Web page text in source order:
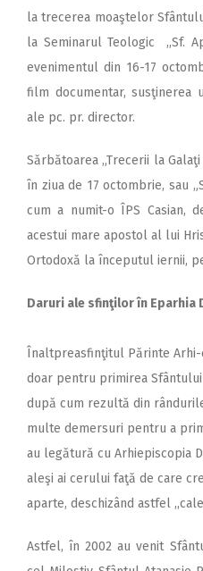
la trecerea moaştelor
la Seminarul Teologic ,,Sf.
evenimentul din 16-17
film documentar, susţinerea
ale pc. pr. director.
Sărbătoarea „Trecerii la
în ziua de 17 octombrie, sau
cum a numit-o ÎPS Casian,
acestui mare apostol al lui
Ortodoxă la începutul iernii,
Daruri ale sfinţilor în Eparhia
Înaltpreasfinţitul Părinte Arhi-
doar pentru primirea
după cum rezultă din
multe demersuri pentru a
au legătură cu Arhiepiscopia
aleşi ai cerului faţă de care
aparte, deschizând astfel
Astfel, în 2002 au venit